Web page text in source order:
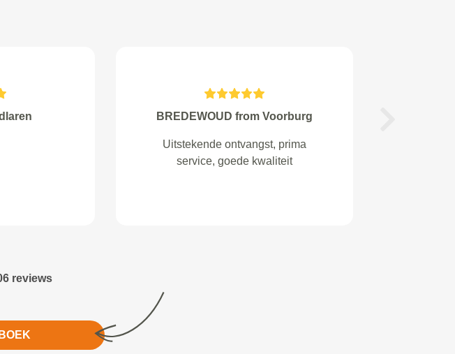
from
ervaring
Wouter from Hilversum
Top! Snel en goed geholpen bij de
juiste garage.
reviews